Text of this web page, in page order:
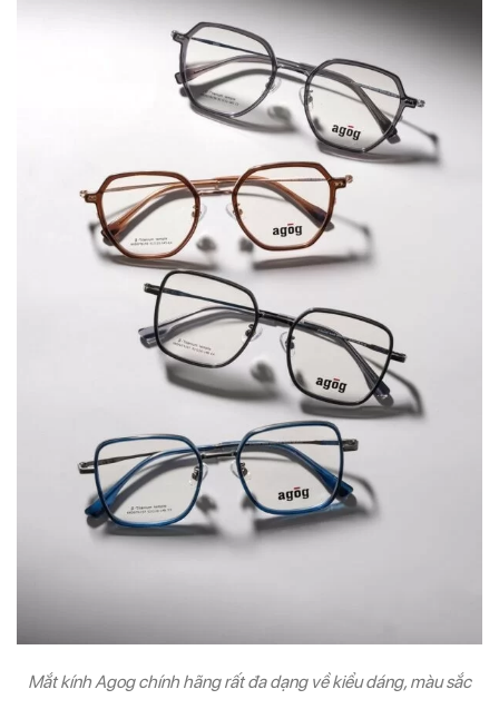
Mắt kính Agog chính hãng rất đa dạng về kiểu dáng, màu sắc